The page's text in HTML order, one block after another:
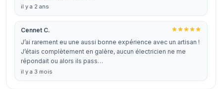
il y a 2 ans
Cennet C.
J’ai rarement eu une aussi bonne expérience avec un artisan !
J’étais complètement en galère, aucun électricien ne me
répondait ou alors ils pass…
il y a 3 mois